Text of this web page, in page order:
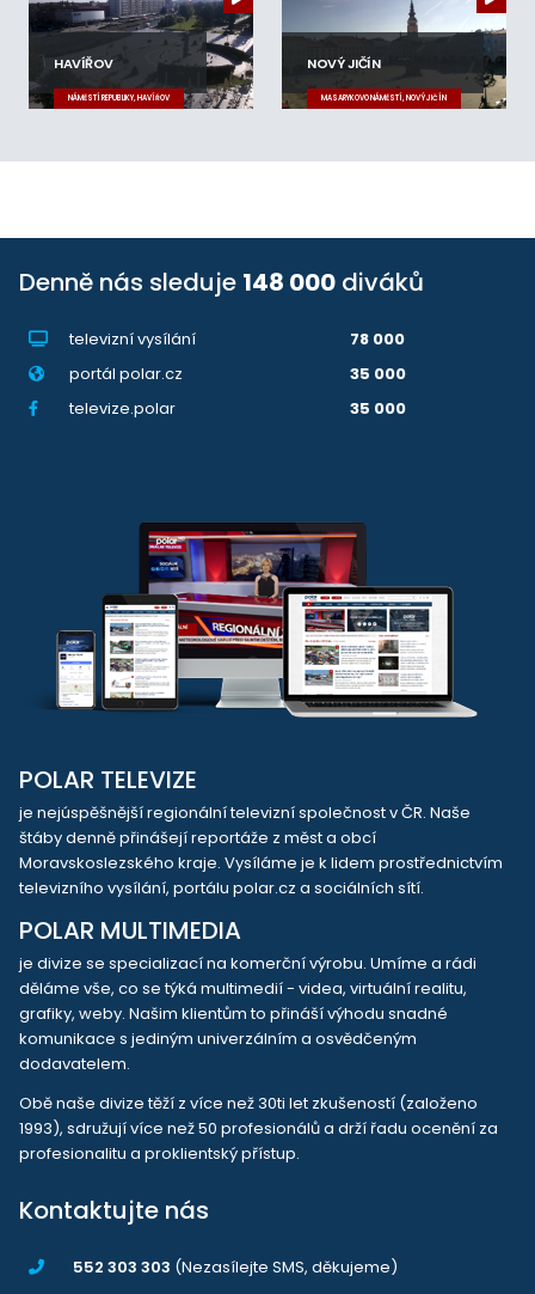
HAVÍŘOV
NÁMĚSTÍ REPUBLIKY, HAVÍŘOV
NOVÝ JIČÍN
MASARYKOVO NÁMĚSTÍ, NOVÝ JIČÍN
Denně nás sleduje 148 000 diváků
televizní vysílání
78 000
portál polar.cz
35 000
televize.polar
35 000
POLAR TELEVIZE
je nejúspěšnější regionální televizní společnost v ČR. Naše
štáby denně přinášejí reportáže z měst a obcí
Moravskoslezského kraje. Vysíláme je k lidem prostřednictvím
televizního vysílání, portálu polar.cz a sociálních sítí.
POLAR MULTIMEDIA
je divize se specializací na komerční výrobu. Umíme a rádi
děláme vše, co se týká multimedií - videa, virtuální realitu,
grafiky, weby. Našim klientům to přináší výhodu snadné
komunikace s jediným univerzálním a osvědčeným
dodavatelem.
Obě naše divize těží z více než 30ti let zkušeností (založeno
1993), sdružují více než 50 profesionálů a drží řadu ocenění za
profesionalitu a proklientský přístup.
Kontaktujte nás
552 303 303 (Nezasílejte SMS, děkujeme)